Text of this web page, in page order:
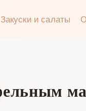
Закуски и салаты